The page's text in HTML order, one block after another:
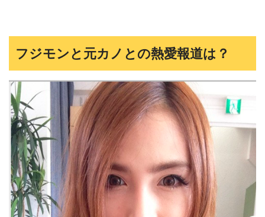
フジモンと元カノとの熱愛報道は？